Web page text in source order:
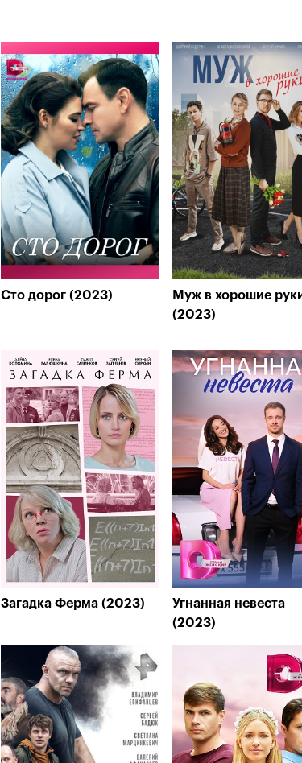
Сто дорог (2023)
Муж в хорошие
(2023)
Загадка Ферма (2023)
Угнанная невеста
(2023)